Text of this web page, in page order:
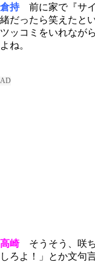
倉持前に家で『サイ
緒だったら笑えたと
ツッコミをいれなが
よね。
高崎そうそう、咲ち
しろよ！」とか文句